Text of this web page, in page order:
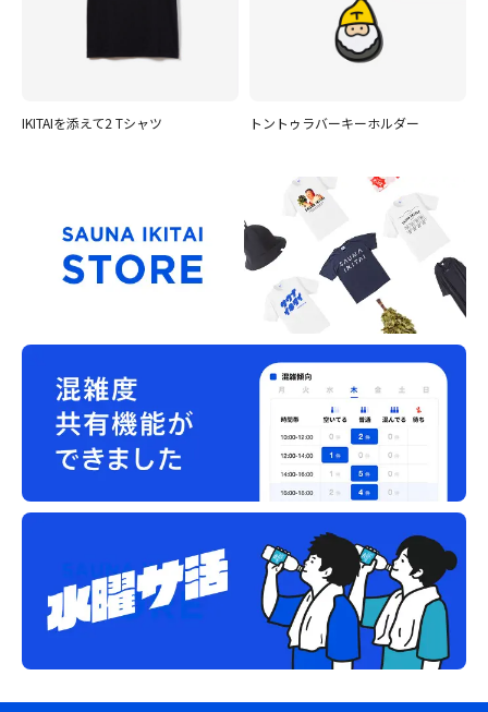
IKITAIを添えて2 Tシャツ トントゥラバーキーホルダー